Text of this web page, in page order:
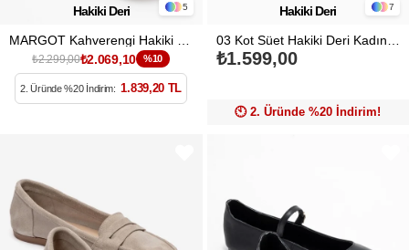
5
₺2.299,00₺2.069,10 %10
2. Üründe %20 İndirim: 1.839,20 TL
Hakiki Deri 7
₺1.599,00
🕙️ 2. Üründe %20 İndirim!
Hakiki Deri